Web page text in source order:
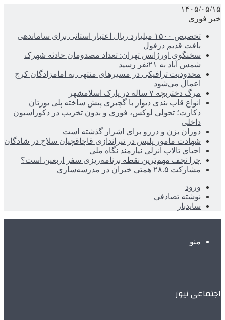
۱۴۰۵/۰۵/۱۵
خبر فوری
تخصیص ۱۵۰۰ میلیارد ریال اعتبار استانی برای ساماندهی
بافت قدیم دزفول
سخنگوی اورژانس تهران: تعداد مصدومان حادثه شهرک
شمس آباد به ۲۱نفر رسید
محدودیت ترافیکی در مسیرهای منتهی به امامزادگان کرج
اعمال می‌شود
مرگ دختربچه ۷ ساله در پارک اسلامشهر
انواع قاب بندی دیوار با گچبری پیش ساخته پلی یورتان
دکارت؛ تحولی لوکس، فوری و بدون تخریب در دکوراسیون
داخلی
دوران بزن و دررو برای اشرار گذشته است
شهادت مامور پلیس در تیراندازی قاچاقچیان سلاح در شادگان
احیای تالاب انزلی نیازمند نگاه ملی
چرا نجف مهم‌ترین نقطه برنامه‌ریزی سفر اربعین است؟
مشارکت ۲۸.۵ همتی خیران در مدرسه‌سازی
ورود
نوشته تصادفی
سایدبار
منو
اجتماعی نیوز